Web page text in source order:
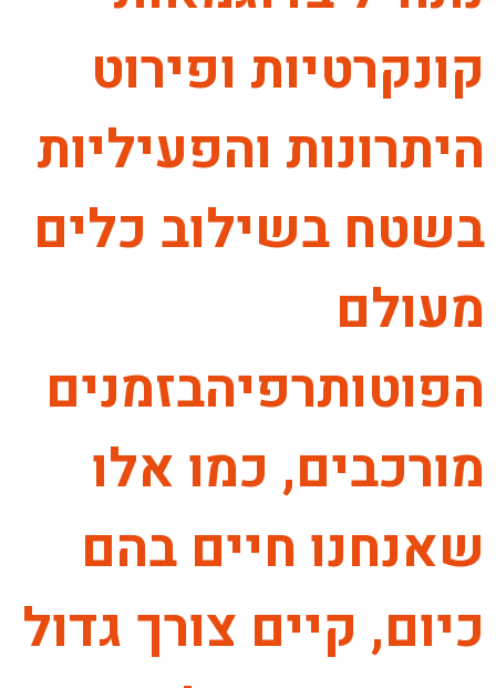
קונקרטיות ופירוט
היתרונות והפעיליות
בשטח בשילוב כלים
מעולם
הפוטותרפיהבזמנים
מורכבים, כמו אלו
שאנחנו חיים בהם
כיום, קיים צורך גדול